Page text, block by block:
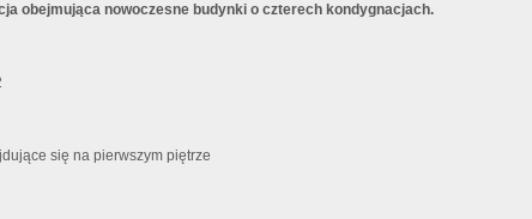
obejmująca nowoczesne budynki o czterech kondygnacjach.
się na pierwszym piętrze